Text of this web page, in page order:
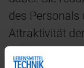
des
Attraktivität
Gleichzeitig